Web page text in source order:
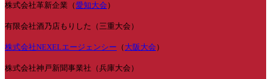
株式会社革新企業（愛知大会 ）
有限会社酒乃店もりした（三重大会）
株式会社NEXELエージェンシー （ 大阪大会 ）
株式会社神戸新聞事業社（兵庫大会）